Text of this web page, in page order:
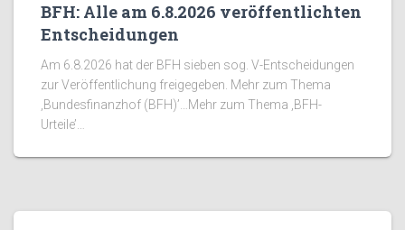
BFH: Alle am 6.8.2026 veröffentlichten
Entscheidungen
Am 6.8.2026 hat der BFH sieben sog. V-Entscheidungen
zur Veröffentlichung freigegeben. Mehr zum Thema
‚Bundesfinanzhof (BFH)’…Mehr zum Thema ‚BFH-
Urteile’…